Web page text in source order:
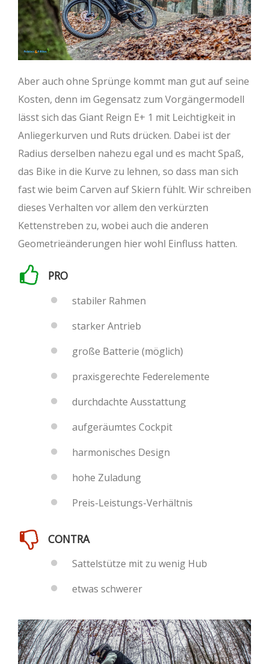
Aber auch ohne Sprünge kommt man gut auf seine
Kosten, denn im Gegensatz zum Vorgängermodell
lässt sich das Giant Reign E+ 1 mit Leichtigkeit in
Anliegerkurven und Ruts drücken. Dabei ist der
Radius derselben nahezu egal und es macht Spaß,
das Bike in die Kurve zu lehnen, so dass man sich
fast wie beim Carven auf Skiern fühlt. Wir schreiben
dieses Verhalten vor allem den verkürzten
Kettenstreben zu, wobei auch die anderen
Geometrieänderungen hier wohl Einfluss hatten.
PRO
stabiler Rahmen
starker Antrieb
große Batterie (möglich)
praxisgerechte Federelemente
durchdachte Ausstattung
aufgeräumtes Cockpit
harmonisches Design
hohe Zuladung
Preis-Leistungs-Verhältnis
CONTRA
Sattelstütze mit zu wenig Hub
etwas schwerer